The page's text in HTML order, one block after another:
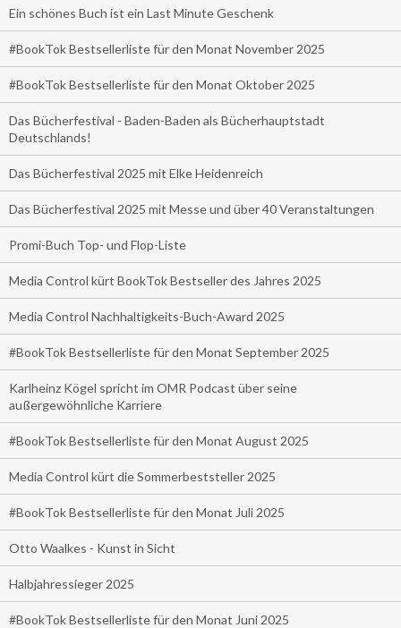
Ein schönes Buch ist ein Last Minute Geschenk
#BookTok Bestsellerliste für den Monat November 2025
#BookTok Bestsellerliste für den Monat Oktober 2025
Das Bücherfestival - Baden-Baden als Bücherhauptstadt
Deutschlands!
Das Bücherfestival 2025 mit Elke Heidenreich
Das Bücherfestival 2025 mit Messe und über 40 Veranstaltungen
Promi-Buch Top- und Flop-Liste
Media Control kürt BookTok Bestseller des Jahres 2025
Media Control Nachhaltigkeits-Buch-Award 2025
#BookTok Bestsellerliste für den Monat September 2025
Karlheinz Kögel spricht im OMR Podcast über seine
außergewöhnliche Karriere
#BookTok Bestsellerliste für den Monat August 2025
Media Control kürt die Sommerbeststeller 2025
#BookTok Bestsellerliste für den Monat Juli 2025
Otto Waalkes - Kunst in Sicht
Halbjahressieger 2025
#BookTok Bestsellerliste für den Monat Juni 2025